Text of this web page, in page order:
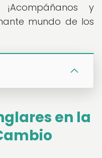
y
mundo de los
en la